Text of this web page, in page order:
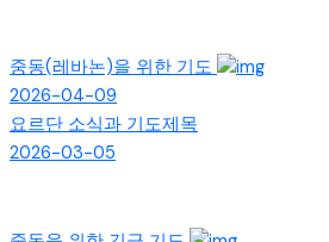
중동(레바논)을 위한 기도
2026-04-09
요르단 소식과 기도제목
2026-03-05